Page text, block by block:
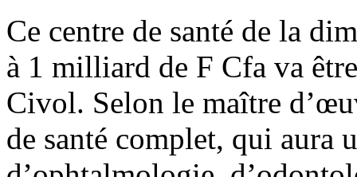
Ce centre de santé de la
à 1 milliard de F Cfa va
Civol. Selon le maître
de santé complet, qui aura